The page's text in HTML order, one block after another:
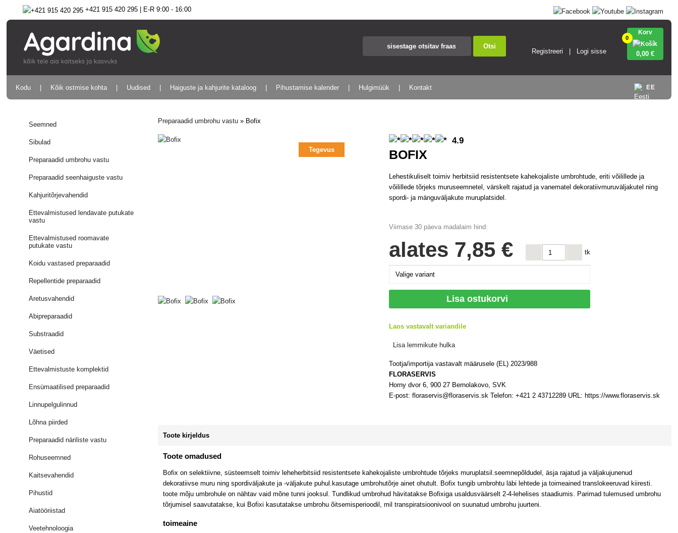
+421 915 420 295 | E-R 9:00 - 16:00
Otsi
Registreeri Logi sisse
0
Korv
0,00 €
EE
Kodu Kõik ostmise kohta Uudised Haiguste ja kahjurite kataloog Pihustamise kalender Hulgimüük Kontakt
Seemned
Sibulad
Preparaadid umbrohu vastu
Preparaadid seenhaiguste vastu
Kahjuritõrjevahendid
Ettevalmistused lendavate putukate
vastu
Ettevalmistused roomavate
putukate vastu
Koidu vastased preparaadid
Repellentide preparaadid
Aretusvahendid
Abipreparaadid
Substraadid
Väetised
Ettevalmistuste komplektid
Ensümaatilised preparaadid
Linnupelgulinnud
Lõhna piirded
Preparaadid näriliste vastu
Rohuseemned
Kaitsevahendid
Pihustid
Aiatööriistad
Veetehnoloogia
Preparaadid umbrohu vastu » Bofix
Tegevus
4.9
BOFIX
Lehestikuliselt toimiv herbitsiid resistentsete kahekojaliste umbrohtude, eriti võilillede ja
võilillede tõrjeks muruseemnetel, värskelt rajatud ja vanematel dekoratiivmuruväljakutel ning
spordi- ja mänguväljakute muruplatsidel.
Viimase 30 päeva madalaim hind:
alates 7,85 € tk
Lisa ostukorvi
Laos vastavalt variandile
Lisa lemmikute hulka
Tootja/importija vastavalt määrusele (EL) 2023/988
FLORASERVIS
Horny dvor 6, 900 27 Bernolakovo, SVK
E-post: floraservis@floraservis.sk Telefon: +421 2 43712289 URL: https://www.floraservis.sk
Toote kirjeldus
Toote omadused
Bofix on selektiivne, süsteemselt toimiv leheherbitsiid resistentsete kahekojaliste umbrohtude tõrjeks muruplatsil.seemnepõldudel, äsja rajatud ja väljakujunenud
dekoratiivse muru ning spordiväljakute ja -väljakute puhul.kasutage umbrohutõrje ainet ohutult. Bofix tungib umbrohtu läbi lehtede ja toimeained translokeeruvad kiiresti.
toote mõju umbrohule on nähtav vaid mõne tunni jooksul. Tundlikud umbrohud hävitatakse Bofixiga usaldusväärselt 2-4-lehelises staadiumis. Parimad tulemused umbrohu
tõrjumisel saavutatakse, kui Bofixi kasutatakse umbrohu õitsemisperioodil, mil transpiratsioonivool on suunatud umbrohu juurteni.
toimeaine